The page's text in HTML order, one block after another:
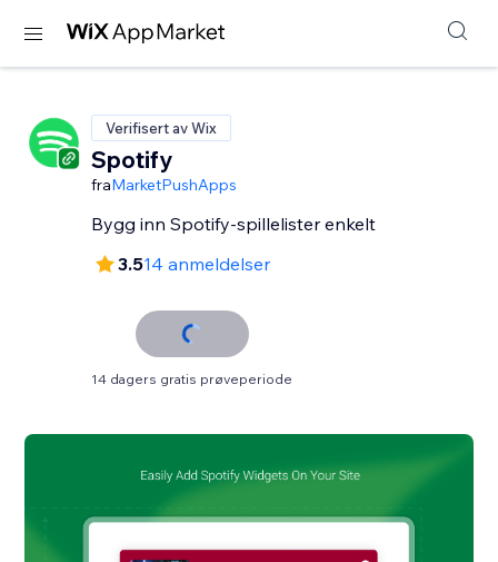
Verifisert av Wix
Spotify
fraMarketPushApps
Bygg inn Spotify-spillelister enkelt
3.514 anmeldelser
14 dagers gratis prøveperiode